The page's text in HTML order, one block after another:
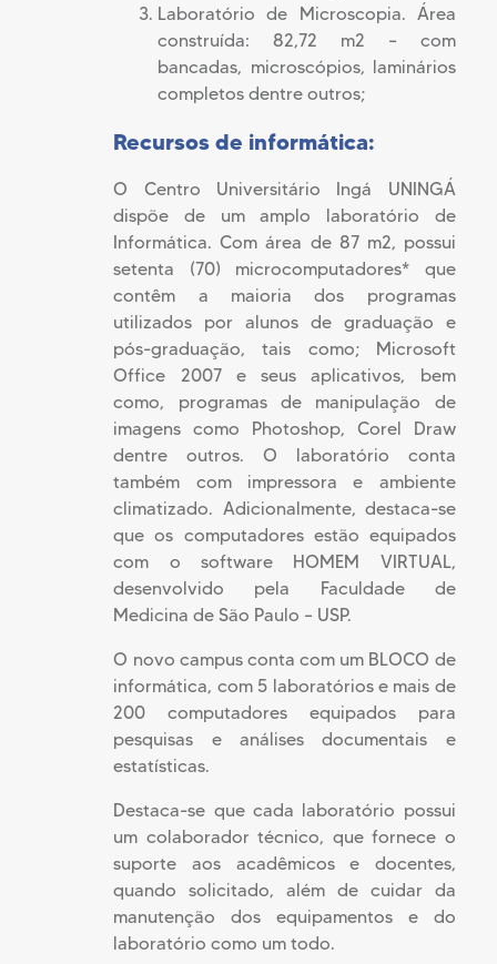
Laboratório de Microscopia. Área
construída: 82,72 m2 – com
bancadas, microscópios, laminários
completos dentre outros;
Recursos de informática:
O Centro Universitário Ingá UNINGÁ
dispõe de um amplo laboratório de
Informática. Com área de 87 m2, possui
setenta (70) microcomputadores* que
contêm a maioria dos programas
utilizados por alunos de graduação e
pós-graduação, tais como; Microsoft
Office 2007 e seus aplicativos, bem
como, programas de manipulação de
imagens como Photoshop, Corel Draw
dentre outros. O laboratório conta
também com impressora e ambiente
climatizado. Adicionalmente, destaca-se
que os computadores estão equipados
com o software HOMEM VIRTUAL,
desenvolvido pela Faculdade de
Medicina de São Paulo – USP.
O novo campus conta com um BLOCO de
informática, com 5 laboratórios e mais de
200 computadores equipados para
pesquisas e análises documentais e
estatísticas.
Destaca-se que cada laboratório possui
um colaborador técnico, que fornece o
suporte aos acadêmicos e docentes,
quando solicitado, além de cuidar da
manutenção dos equipamentos e do
laboratório como um todo.